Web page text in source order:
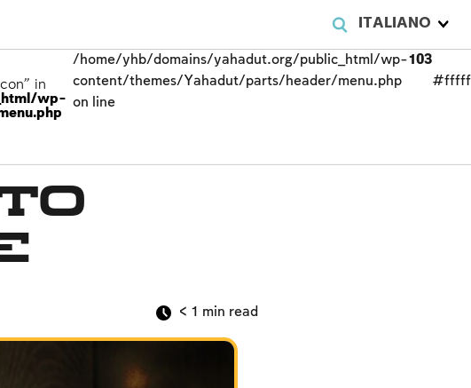
ITALIANO
in
wp-
/home/yhb/domains/yahadut.org/public_html/wp-
content/themes/Yahadut/parts/header/menu.php
on line
103
< 1 min read